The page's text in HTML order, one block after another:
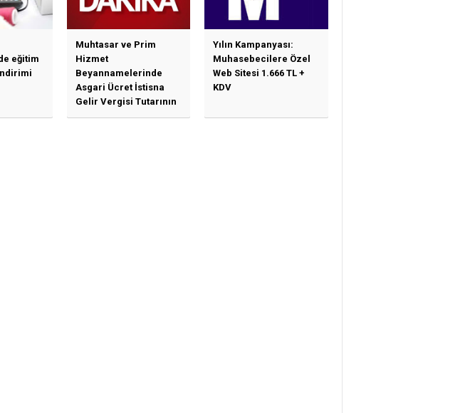
eğitim
Muhtasar ve Prim
Hizmet
Beyannamelerinde
Asgari Ücret İstisna
Gelir Vergisi Tutarının
Güncellenmesine
Yılın Kampanyası:
Muhasebecilere Özel
Web Sitesi 1.666 TL +
KDV